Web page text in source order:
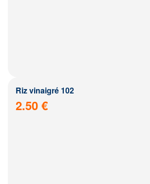
Riz vinaigré 102
2.50 €